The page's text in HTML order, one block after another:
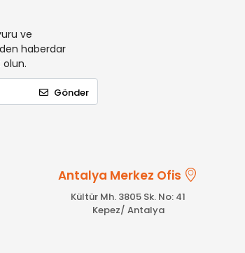
ve
haberdar
olun.
Gönder
Antalya Merkez Ofis
Kültür Mh. 3805 Sk. No: 41
Kepez/ Antalya